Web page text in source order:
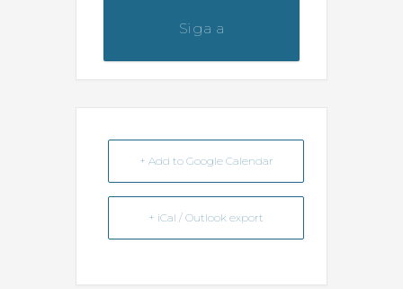
Siga a
+ Add to Google Calendar
+ iCal / Outlook export